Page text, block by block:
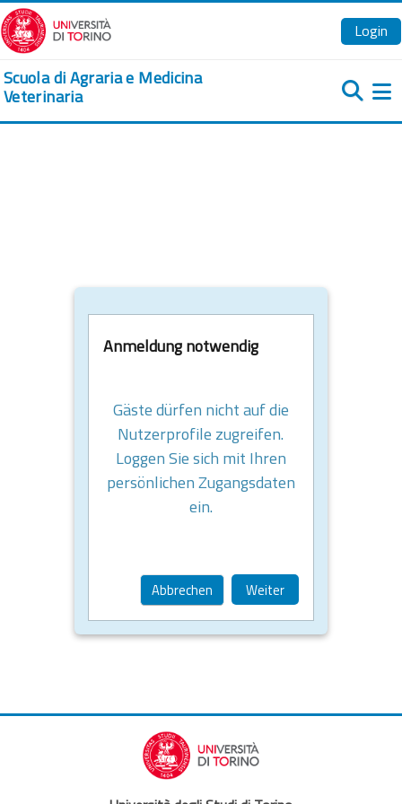
Zum Hauptinhalt
Login
Scuola di Agraria e Medicina
Veterinaria
Anmeldung notwendig
Gäste dürfen nicht auf die
Nutzerprofile zugreifen.
Loggen Sie sich mit Ihren
persönlichen Zugangsdaten
ein.
Abbrechen Weiter